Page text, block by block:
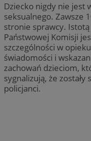
Dziecko nigdy nie jest
seksualnego. Zawsze
stronie sprawcy.
Państwowej Komisji
szczególności w
świadomości i
zachowań dzieciom,
sygnalizują, że zostały
policjanci.